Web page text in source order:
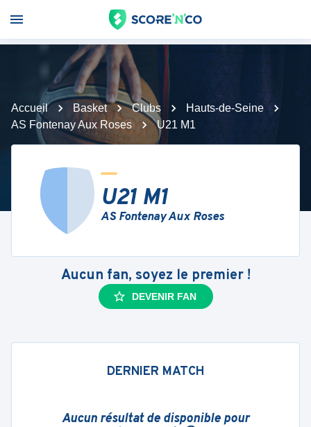
Accueil Basket Clubs
Hauts-de-Seine
AS Fontenay Aux Roses
U21 M1
U21 M1
AS Fontenay Aux Roses
Aucun fan, soyez le premier !
DEVENIR FAN
DERNIER MATCH
Aucun résultat de disponible pour